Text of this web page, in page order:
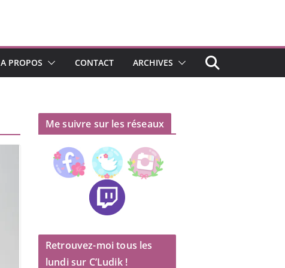
A PROPOS CONTACT ARCHIVES
Me suivre sur les réseaux
Retrouvez-moi tous les
lundi sur C’Ludik !